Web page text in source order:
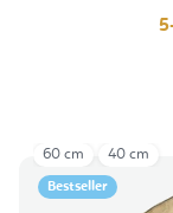
Bestseller
60 cm 40 cm